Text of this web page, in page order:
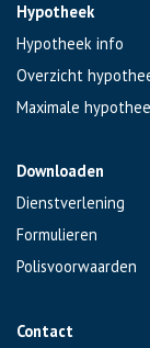
Hypotheek
Hypotheek info
Overzicht
Maximale
Downloaden
Dienstverlening
Formulieren
Polisvoorwaarden
Contact